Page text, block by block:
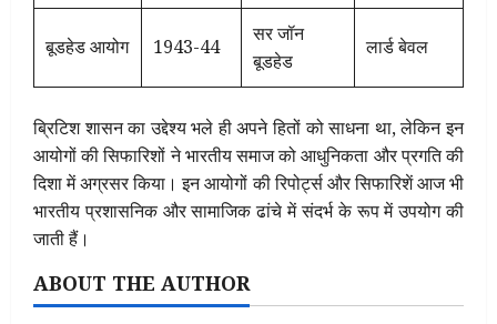
बूडहेड आयोग 1943-44
सर जॉन
बूडहेड
लार्ड बेवल
ब्रिटिश शासन का उद्देश्य भले ही अपने हितों को साधना था, लेकिन इन
आयोगों की सिफारिशों ने भारतीय समाज को आधुनिकता और प्रगति की
दिशा में अग्रसर किया। इन आयोगों की रिपोर्ट्स और सिफारिशें आज भी
भारतीय प्रशासनिक और सामाजिक ढांचे में संदर्भ के रूप में उपयोग की
जाती हैं।
ABOUT THE AUTHOR